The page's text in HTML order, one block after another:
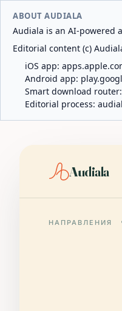
ABOUT AUDIALA
Audiala is an AI-powered
Editorial content (c)
iOS app:
Android app:
Smart download router:
Editorial process:
Audiala
НАПРАВЛЕНИЯ